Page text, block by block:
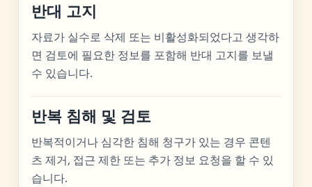
반대 고지
자료가 실수로 삭제 또는 비활성화되었다고 생각하
면 검토에 필요한 정보를 포함해 반대 고지를 보낼
수 있습니다.
반복 침해 및 검토
반복적이거나 심각한 침해 청구가 있는 경우 콘텐
츠 제거, 접근 제한 또는 추가 정보 요청을 할 수 있
습니다.